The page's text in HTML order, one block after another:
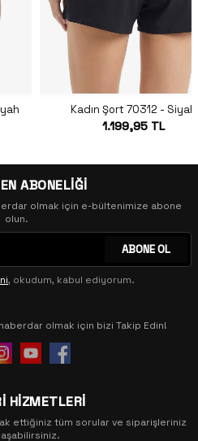
Kadın Şort 70312 - Siyah
1.199,95 TL
ABONELİĞİ
olmak için e-bültenimize abone
olun.
ABONE OL
, okudum, kabul ediyorum.
olmak için bizi Takip Edin!
HİZMETLERİ
ettiğiniz tüm sorular ve siparişleriniz